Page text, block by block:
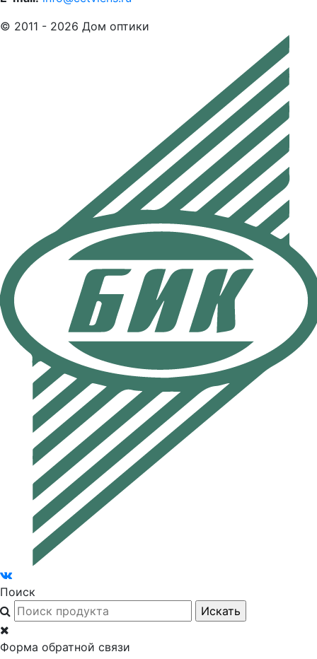
© 2011 - 2026 Дом оптики
Поиск
Форма обратной связи